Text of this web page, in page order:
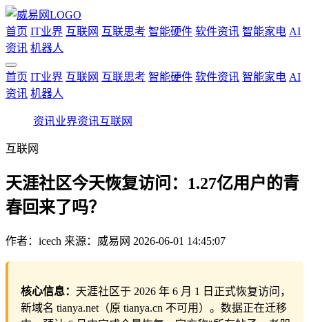
首页 IT业界 互联网 互联思考 智能硬件 软件资讯 智能家电 AI
资讯 机器人
首页 IT业界 互联网 互联思考 智能硬件 软件资讯 智能家电 AI
资讯 机器人
资讯业界资讯互联网
互联网
天涯社区今天恢复访问：1.27亿用户的青
春回来了吗？
作者： icech 来源：威易网 2026-06-01 14:45:07
核心信息： 天涯社区于 2026 年 6 月 1 日正式恢复访问，
新域名 tianya.net（原 tianya.cn 不可用）。数据正在迁移